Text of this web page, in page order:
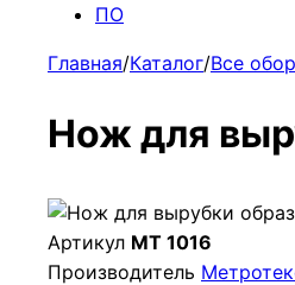
ПО
Главная/Каталог/Все
Нож для
Артикул МТ 1016
Производитель